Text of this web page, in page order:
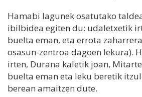
Hamabi lagunek osatutako
ibilbidea egiten du: udaletxetik
buelta eman, eta errota
osasun-zentroa dagoen lekura).
irten, Durana kaletik joan,
buelta eman eta leku beretik
berean amaitzen dute.